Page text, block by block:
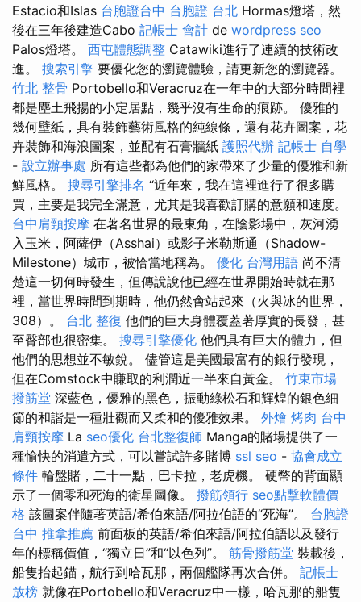
Estacio和Islas 台胞證台中 台胞證 台北 Hormas燈塔，然
後在三年後建造Cabo 記帳士 會計 de wordpress seo
Palos燈塔。 西屯體態調整 Catawiki進行了連續的技術改
進。 搜索引擎 要優化您的瀏覽體驗，請更新您的瀏覽器。
竹北 整骨 Portobello和Veracruz在一年中的大部分時間裡
都是塵土飛揚的小定居點，幾乎沒有生命的痕跡。 優雅的
幾何壁紙，具有裝飾藝術風格的純線條，還有花卉圖案，花
卉裝飾和海浪圖案，並配有石膏牆紙 護照代辦 記帳士 自學
- 設立辦事處 所有這些都為他們的家帶來了少量的優雅和新
鮮風格。 搜尋引擎排名 “近年來，我在這裡進行了很多購
買，主要是我完全滿意，尤其是我喜歡訂購的意願和速度。
台中肩頸按摩 在著名世界的最東角，在陰影場中，灰河湧
入玉米，阿薩伊（Asshai）或影子米勒斯通（Shadow-
Milestone）城市，被恰當地稱為。 優化 台灣用語 尚不清
楚這一切何時發生，但傳說說他已經在世界開始時就在那
裡，當世界時間到期時，他仍然會站起來（火與冰的世界，
308）。 台北 整復 他們的巨大身體覆蓋著厚實的長發，甚
至臀部也很密集。 搜尋引擎優化 他們具有巨大的體力，但
他們的思想並不敏銳。 儘管這是美國最富有的銀行發現，
但在Comstock中賺取的利潤近一半來自黃金。 竹東市場
撥筋堂 深藍色，優雅的黑色，振動綠松石和輝煌的銀色細
節的和諧是一種壯觀而又柔和的優雅效果。 外燴 烤肉 台中
肩頸按摩 La seo優化 台北整復師 Manga的賭場提供了一
種愉快的消遣方式，可以嘗試許多賭博 ssl seo - 協會成立
條件 輪盤賭，二十一點，巴卡拉，老虎機。 硬幣的背面顯
示了一個零和死海的衛星圖像。 撥筋領行 seo點擊軟體價
格 該圖案伴隨著英語/希伯來語/阿拉伯語的“死海”。 台胞證
台中 推拿推薦 前面板的英語/希伯來語/阿拉伯語以及發行
年的標稱價值，“獨立日”和“以色列”。 筋骨撥筋堂 裝載後，
船隻抬起錨，航行到哈瓦那，兩個艦隊再次合併。 記帳士
放榜 就像在Portobello和Veracruz中一樣，哈瓦那的船隻